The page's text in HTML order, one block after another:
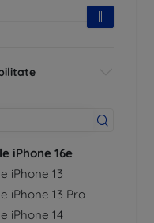
iPhone 16e
iPhone 13
iPhone 13 Pro
iPhone 14